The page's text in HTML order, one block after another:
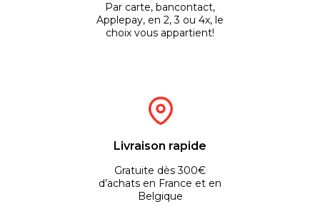
Par carte, bancontact,
Applepay, en 2, 3 ou 4x, le
choix vous appartient!
Livraison rapide
Gratuite dès 300€
d’achats en France et en
Belgique